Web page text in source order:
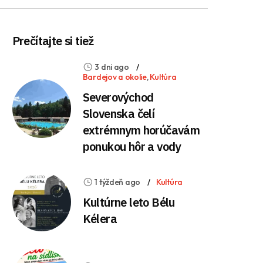
Prečítajte si tiež
3 dni ago
Bardejov a okolie,Kultúra
Severovýchod
Slovenska čelí
extrémnym horúčavám
ponukou hôr a vody
1 týždeň ago Kultúra
Kultúrne leto Bélu
Kélera